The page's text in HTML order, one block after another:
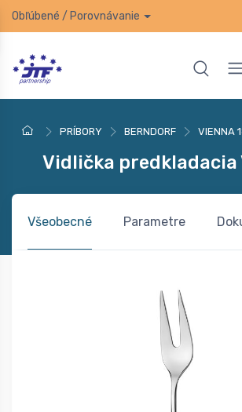
Obľúbené / Porovnávanie
PRÍBORY BERNDORF VIENNA
Vidlička predkladacia
Všeobecné Parametre